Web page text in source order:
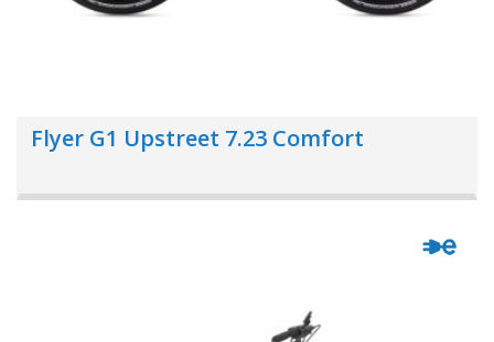
Flyer G1 Upstreet 7.23 Comfort